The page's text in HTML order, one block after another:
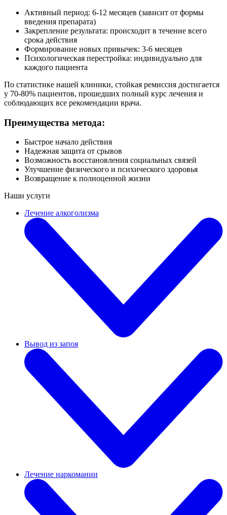
Активный период: 6-12 месяцев (зависит от формы
введения препарата)
Закрепление результата: происходит в течение всего
срока действия
Формирование новых привычек: 3-6 месяцев
Психологическая перестройка: индивидуально для
каждого пациента
По статистике нашей клиники, стойкая ремиссия достигается
у 70-80% пациентов, прошедших полный курс лечения и
соблюдающих все рекомендации врача.
Преимущества метода:
Быстрое начало действия
Надежная защита от срывов
Возможность восстановления социальных связей
Улучшение физического и психического здоровья
Возвращение к полноценной жизни
Наши услуги
Лечение алкоголизма
Вывод из запоя
Лечение наркомании